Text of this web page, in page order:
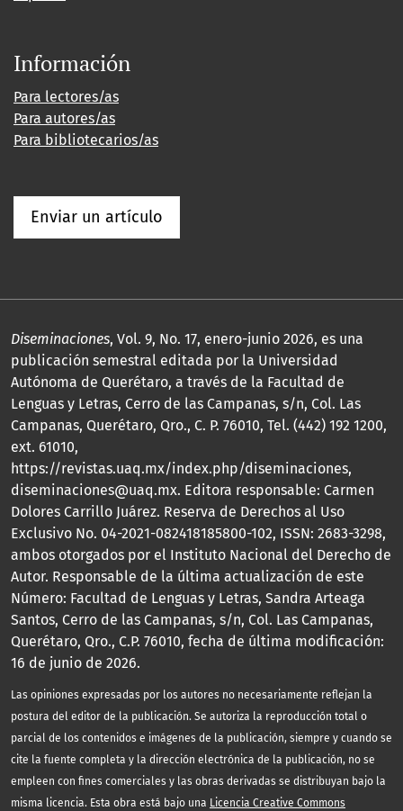
Información
Para lectores/as
Para autores/as
Para bibliotecarios/as
Enviar un artículo
Diseminaciones, Vol. 9, No. 17, enero-junio 2026, es una
publicación semestral editada por la Universidad
Autónoma de Querétaro, a través de la Facultad de
Lenguas y Letras, Cerro de las Campanas, s/n, Col. Las
Campanas, Querétaro, Qro., C. P. 76010, Tel. (442) 192 1200,
ext. 61010,
https://revistas.uaq.mx/index.php/diseminaciones,
diseminaciones@uaq.mx. Editora responsable: Carmen
Dolores Carrillo Juárez. Reserva de Derechos al Uso
Exclusivo No. 04-2021-082418185800-102, ISSN: 2683-3298,
ambos otorgados por el Instituto Nacional del Derecho de
Autor. Responsable de la última actualización de este
Número: Facultad de Lenguas y Letras, Sandra Arteaga
Santos, Cerro de las Campanas, s/n, Col. Las Campanas,
Querétaro, Qro., C.P. 76010, fecha de última modificación:
16 de junio de 2026.
Las opiniones expresadas por los autores no necesariamente reflejan la
postura del editor de la publicación. Se autoriza la reproducción total o
parcial de los contenidos e imágenes de la publicación, siempre y cuando se
cite la fuente completa y la dirección electrónica de la publicación, no se
empleen con fines comerciales y las obras derivadas se distribuyan bajo la
misma licencia. Esta obra está bajo una Licencia Creative Commons